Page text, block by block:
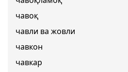
чавоқ
чавли ва жовли
чавкон
чавкар